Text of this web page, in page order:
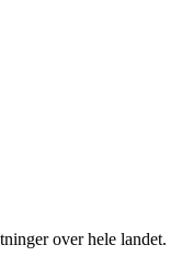
over hele landet.